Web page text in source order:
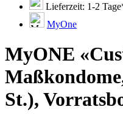
Lieferzeit: 1-2
MyOne
MyONE
St.),